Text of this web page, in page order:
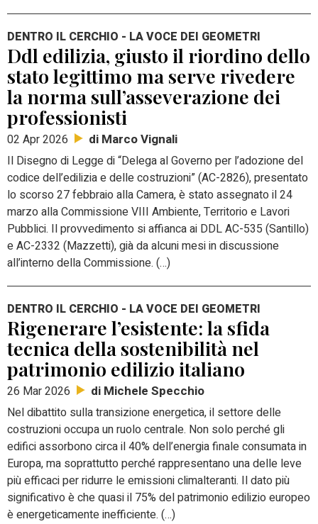
DENTRO IL CERCHIO - LA VOCE DEI GEOMETRI
Ddl edilizia, giusto il riordino dello
stato legittimo ma serve rivedere
la norma sull’asseverazione dei
professionisti
02 Apr 2026 di Marco Vignali
Il Disegno di Legge di “Delega al Governo per l’adozione del
codice dell’edilizia e delle costruzioni” (AC-2826), presentato
lo scorso 27 febbraio alla Camera, è stato assegnato il 24
marzo alla Commissione VIII Ambiente, Territorio e Lavori
Pubblici. Il provvedimento si affianca ai DDL AC-535 (Santillo)
e AC-2332 (Mazzetti), già da alcuni mesi in discussione
all’interno della Commissione. (…)
DENTRO IL CERCHIO - LA VOCE DEI GEOMETRI
Rigenerare l’esistente: la sfida
tecnica della sostenibilità nel
patrimonio edilizio italiano
26 Mar 2026 di Michele Specchio
Nel dibattito sulla transizione energetica, il settore delle
costruzioni occupa un ruolo centrale. Non solo perché gli
edifici assorbono circa il 40% dell’energia finale consumata in
Europa, ma soprattutto perché rappresentano una delle leve
più efficaci per ridurre le emissioni climalteranti. Il dato più
significativo è che quasi il 75% del patrimonio edilizio europeo
è energeticamente inefficiente. (…)